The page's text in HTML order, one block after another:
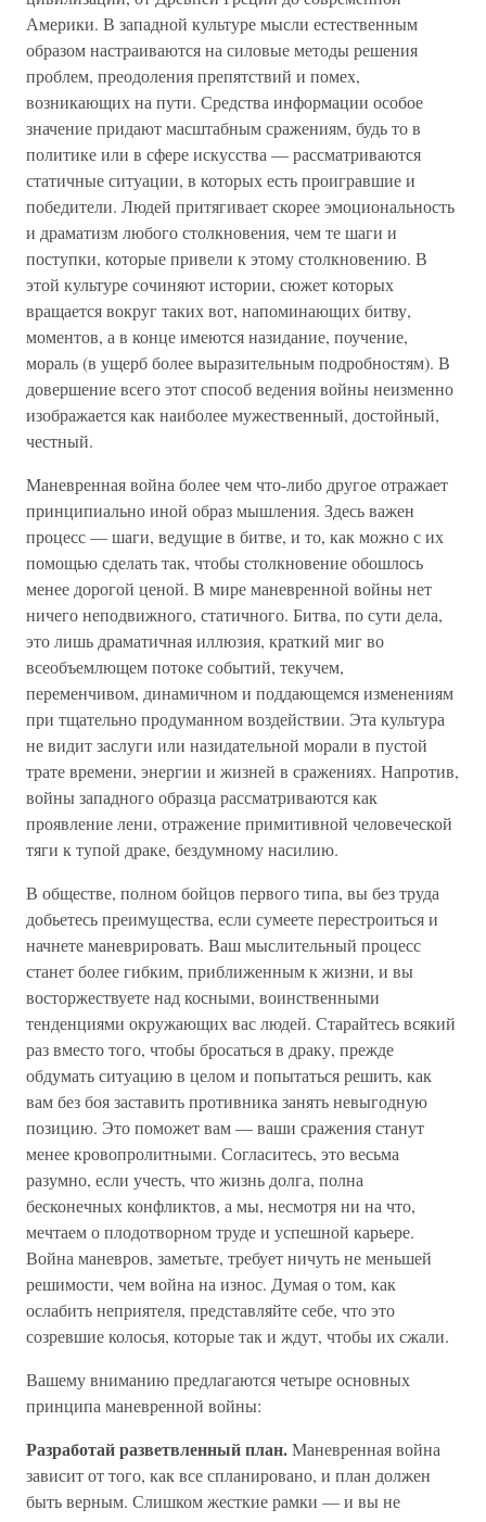
Америки. В западной культуре мысли естественным
образом настраиваются на силовые методы решения
проблем, преодоления препятствий и помех,
возникающих на пути. Средства информации особое
значение придают масштабным сражениям, будь то в
политике или в сфере искусства — рассматриваются
статичные ситуации, в которых есть проигравшие и
победители. Людей притягивает скорее эмоциональность
и драматизм любого столкновения, чем те шаги и
поступки, которые привели к этому столкновению. В
этой культуре сочиняют истории, сюжет которых
вращается вокруг таких вот, напоминающих битву,
моментов, а в конце имеются назидание, поучение,
мораль (в ущерб более выразительным подробностям). В
довершение всего этот способ ведения войны неизменно
изображается как наиболее мужественный, достойный,
честный.
Маневренная война более чем что-либо другое отражает
принципиально иной образ мышления. Здесь важен
процесс — шаги, ведущие в битве, и то, как можно с их
помощью сделать так, чтобы столкновение обошлось
менее дорогой ценой. В мире маневренной войны нет
ничего неподвижного, статичного. Битва, по сути дела,
это лишь драматичная иллюзия, краткий миг во
всеобъемлющем потоке событий, текучем,
переменчивом, динамичном и поддающемся изменениям
при тщательно продуманном воздействии. Эта культура
не видит заслуги или назидательной морали в пустой
трате времени, энергии и жизней в сражениях. Напротив,
войны западного образца рассматриваются как
проявление лени, отражение примитивной человеческой
тяги к тупой драке, бездумному насилию.
В обществе, полном бойцов первого типа, вы без труда
добьетесь преимущества, если сумеете перестроиться и
начнете маневрировать. Ваш мыслительный процесс
станет более гибким, приближенным к жизни, и вы
восторжествуете над косными, воинственными
тенденциями окружающих вас людей. Старайтесь всякий
раз вместо того, чтобы бросаться в драку, прежде
обдумать ситуацию в целом и попытаться решить, как
вам без боя заставить противника занять невыгодную
позицию. Это поможет вам — ваши сражения станут
менее кровопролитными. Согласитесь, это весьма
разумно, если учесть, что жизнь долга, полна
бесконечных конфликтов, а мы, несмотря ни на что,
мечтаем о плодотворном труде и успешной карьере.
Война маневров, заметьте, требует ничуть не меньшей
решимости, чем война на износ. Думая о том, как
ослабить неприятеля, представляйте себе, что это
созревшие колосья, которые так и ждут, чтобы их сжали.
Вашему вниманию предлагаются четыре основных
принципа маневренной войны:
Разработай разветвленный план.Маневренная война
зависит от того, как все спланировано, и план должен
быть верным. Слишком жесткие рамки — и вы не